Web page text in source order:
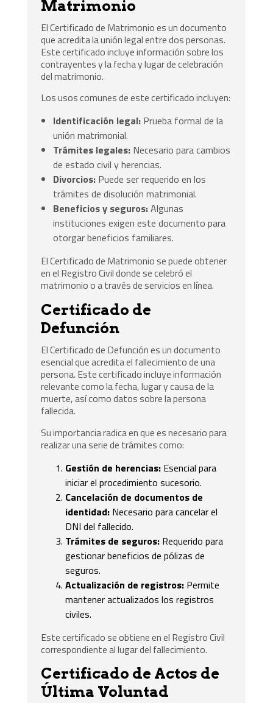
Matrimonio
El Certificado de Matrimonio es un documento
que acredita la unión legal entre dos personas.
Este certificado incluye información sobre los
contrayentes y la fecha y lugar de celebración
del matrimonio.
Los usos comunes de este certificado incluyen:
Identificación legal: Prueba formal de la
unión matrimonial.
Trámites legales: Necesario para cambios
de estado civil y herencias.
Divorcios: Puede ser requerido en los
trámites de disolución matrimonial.
Beneficios y seguros:Algunas
instituciones exigen este documento para
otorgar beneficios familiares.
El Certificado de Matrimonio se puede obtener
en el Registro Civil donde se celebró el
matrimonio o a través de servicios en línea.
Certificado de
Defunción
El Certificado de Defunción es un documento
esencial que acredita el fallecimiento de una
persona. Este certificado incluye información
relevante como la fecha, lugar y causa de la
muerte, así como datos sobre la persona
fallecida.
Su importancia radica en que es necesario para
realizar una serie de trámites como:
Gestión de herencias: Esencial para
iniciar el procedimiento sucesorio.
Cancelación de documentos de
identidad: Necesario para cancelar el
DNI del fallecido.
Trámites de seguros: Requerido para
gestionar beneficios de pólizas de
seguros.
Actualización de registros: Permite
mantener actualizados los registros
civiles.
Este certificado se obtiene en el Registro Civil
correspondiente al lugar del fallecimiento.
Certificado de Actos de
Última Voluntad